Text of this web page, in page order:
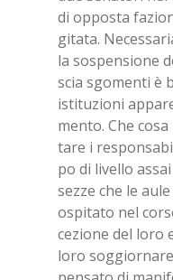
di op­po­sta
gi­ta­ta.
la so­spen­sio­ne
scia sgo­men­ti è
isti­tu­zio­ni
men­to. Che
ta­re i
po di li­vel­lo
sez­ze che le
ospi­ta­to nel
ce­zio­ne del loro
loro